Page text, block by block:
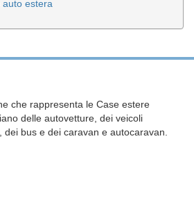
estera
che rappresenta le Case estere
delle autovetture, dei veicoli
bus e dei caravan e autocaravan.